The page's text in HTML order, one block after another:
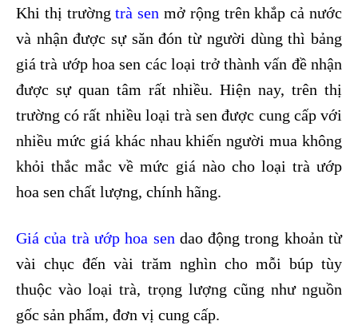
Khi thị trườngtrà sen mở rộng trên khắp cả nước
và nhận được sự săn đón từ người dùng thì bảng
giá trà ướp hoa sen các loại trở thành vấn đề nhận
được sự quan tâm rất nhiều. Hiện nay, trên thị
trường có rất nhiều loại trà sen được cung cấp với
nhiều mức giá khác nhau khiến người mua không
khỏi thắc mắc về mức giá nào cho loại trà ướp
hoa sen chất lượng, chính hãng.
Giá của trà ướp hoa sendao động trong khoản từ
vài chục đến vài trăm nghìn cho mỗi búp tùy
thuộc vào loại trà, trọng lượng cũng như nguồn
gốc sản phẩm, đơn vị cung cấp.